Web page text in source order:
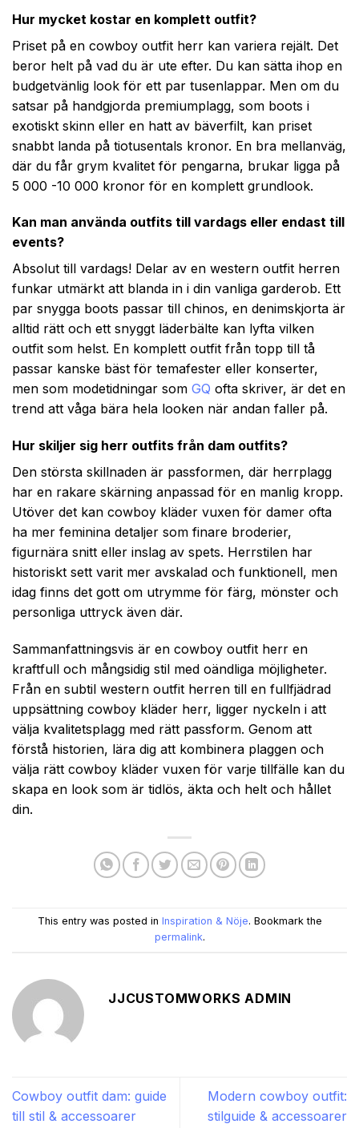
Hur mycket kostar en komplett outfit?
Priset på en cowboy outfit herr kan variera rejält. Det
beror helt på vad du är ute efter. Du kan sätta ihop en
budgetvänlig look för ett par tusenlappar. Men om du
satsar på handgjorda premiumplagg, som boots i
exotiskt skinn eller en hatt av bäverfilt, kan priset
snabbt landa på tiotusentals kronor. En bra mellanväg,
där du får grym kvalitet för pengarna, brukar ligga på
5 000 -10 000 kronor för en komplett grundlook.
Kan man använda outfits till vardags eller endast till
events?
Absolut till vardags! Delar av en western outfit herren
funkar utmärkt att blanda in i din vanliga garderob. Ett
par snygga boots passar till chinos, en denimskjorta är
alltid rätt och ett snyggt läderbälte kan lyfta vilken
outfit som helst. En komplett outfit från topp till tå
passar kanske bäst för temafester eller konserter,
men som modetidningar som GQ ofta skriver, är det en
trend att våga bära hela looken när andan faller på.
Hur skiljer sig herr outfits från dam outfits?
Den största skillnaden är passformen, där herrplagg
har en rakare skärning anpassad för en manlig kropp.
Utöver det kan cowboy kläder vuxen för damer ofta
ha mer feminina detaljer som finare broderier,
figurnära snitt eller inslag av spets. Herrstilen har
historiskt sett varit mer avskalad och funktionell, men
idag finns det gott om utrymme för färg, mönster och
personliga uttryck även där.
Sammanfattningsvis är en cowboy outfit herr en
kraftfull och mångsidig stil med oändliga möjligheter.
Från en subtil western outfit herren till en fullfjädrad
uppsättning cowboy kläder herr, ligger nyckeln i att
välja kvalitetsplagg med rätt passform. Genom att
förstå historien, lära dig att kombinera plaggen och
välja rätt cowboy kläder vuxen för varje tillfälle kan du
skapa en look som är tidlös, äkta och helt och hållet
din.
This entry was posted in Inspiration & Nöje. Bookmark the
permalink.
JJCUSTOMWORKS ADMIN
Cowboy outfit dam: guide
till stil & accessoarer
Modern cowboy outfit:
stilguide & accessoarer